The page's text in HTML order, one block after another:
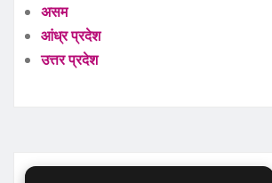
असम
आंध्र प्रदेश
उत्तर प्रदेश